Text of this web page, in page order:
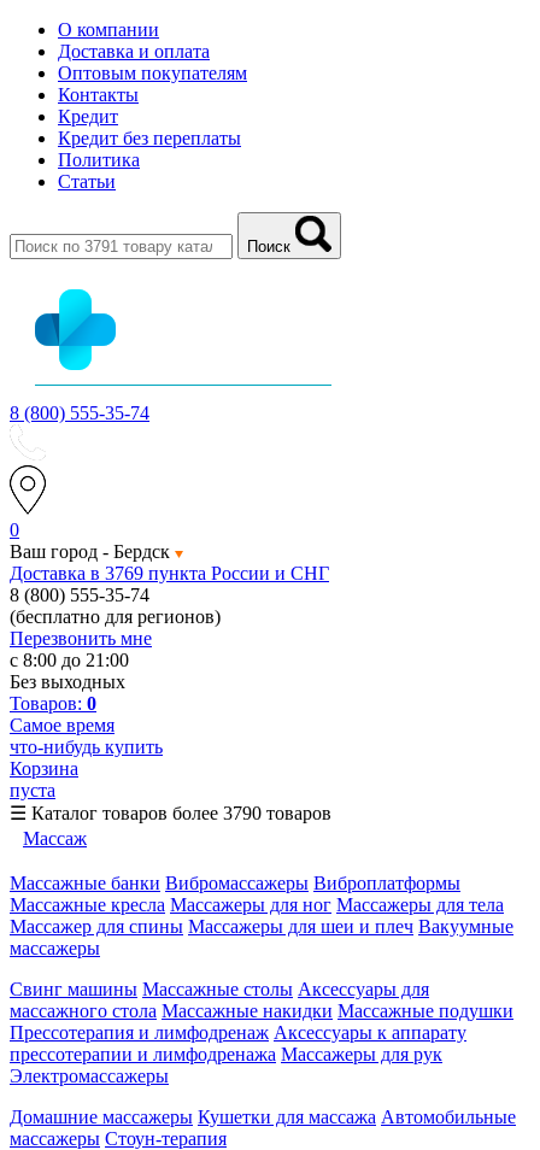
О компании
Доставка и оплата
Оптовым покупателям
Контакты
Кредит
Кредит без переплаты
Политика
Статьи
Поиск
8 (800) 555-35-74
0
Ваш город - Бердск
Доставка в 3769 пункта России и СНГ
8 (800) 555-35-74
(бесплатно для регионов)
Перезвонить мне
с 8:00 до 21:00
Без выходных
Товаров: 0
Самое время
что-нибудь купить
Корзина
пуста
☰ Каталог товаров более 3790 товаров
Массаж
Массажные банки Вибромассажеры Виброплатформы
Массажные кресла Массажеры для ног Массажеры для тела
Массажер для спины Массажеры для шеи и плеч Вакуумные
массажеры
Свинг машины Массажные столы Аксессуары для
массажного стола Массажные накидки Массажные подушки
Прессотерапия и лимфодренаж Аксессуары к аппарату
прессотерапии и лимфодренажа Массажеры для рук
Электромассажеры
Домашние массажеры Кушетки для массажа Автомобильные
массажеры Стоун-терапия